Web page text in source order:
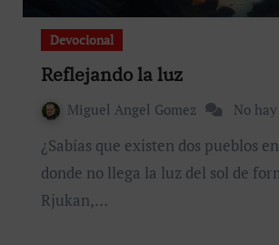
Devocional
Reflejando la luz
Miguel Angel Gomez No
¿Sabías que existen dos pueblos en Europa
donde no llega la luz del sol de
Rjukan,…